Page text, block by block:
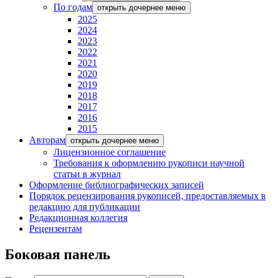
По годам открыть дочернее меню
2025
2024
2023
2022
2021
2020
2019
2018
2017
2016
2015
Авторам открыть дочернее меню
Лицензионное соглашение
Требования к оформлению рукописи научной
статьи в журнал
Оформление библиографических записей
Порядок рецензирования рукописей, предоставляемых в
редакцию для публикации
Редакционная коллегия
Рецензентам
Боковая панель